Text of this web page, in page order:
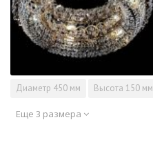
Диаметр 450 мм Высота 150 мм
Еще 3 размера